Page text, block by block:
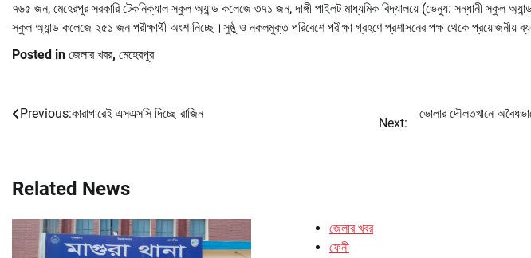
৭৬৫ জন, মেহেরপুর সরকারি টেকনিক্যাল স্কুল অ্যান্ড কলেজে ৩৭১ জন, দাঙ্গী পাইলট মাধ্যমিক বিদ্যালয়ে (ভেন্যু: সন্ধানী স্কুল
স্কুল অ্যান্ড কলেজে ২৫১ জন পরীক্ষার্থী অংশ নিচ্ছে।সুষ্ঠু ও নকলমুক্ত পরিবেশে পরীক্ষা গ্রহণে প্রশাসনের পক্ষ থেকে প্রয়োজনীয়
Posted in জেলার খবর, মেহেরপুর
Post
Previous:কারাগারেই এসএসসি দিচ্ছে রাজিন
Next:
ভোলার দৌলতখানে
Related News
জেলার খবর
ফেনী